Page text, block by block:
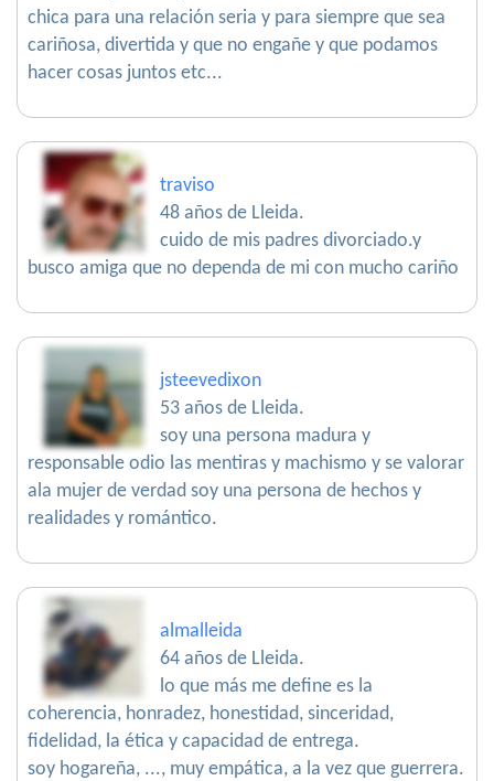
chica para una relación seria y para siempre que sea
cariñosa, divertida y que no engañe y que podamos
hacer cosas juntos etc...
traviso
48 años de Lleida.
cuido de mis padres divorciado.y
busco amiga que no dependa de mi con mucho cariño
jsteevedixon
53 años de Lleida.
soy una persona madura y
responsable odio las mentiras y machismo y se valorar
ala mujer de verdad soy una persona de hechos y
realidades y romántico.
almalleida
64 años de Lleida.
lo que más me define es la
coherencia, honradez, honestidad, sinceridad,
fidelidad, la ética y capacidad de entrega.
soy hogareña, ..., muy empática, a la vez que guerrera.